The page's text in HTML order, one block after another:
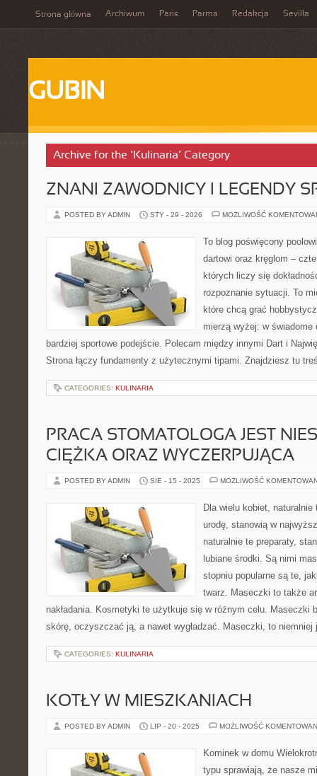
Strona główna Archiwum Paris Parma Redakcja Sevilla
GUBIN
Archive for the ‘Kulinaria’ Category
ZNANI ZAWODNICY I LEGENDY
POSTED BY ADMIN STY - 29 - 2026 MOŻLIWOŚĆ
To blog poświęcony
dartowi oraz kręglom –
których liczy się
rozpoznanie sytuacji. To
które chcą grać
mierzą wyżej: w
bardziej sportowe podejście. Polecam między innymi Dart i
Strona łączy fundamenty z użytecznymi tipami. Znajdziesz tu
CATEGORIES: KULINARIA
PRACA STOMATOLOGA JEST
CIĘŻKA ORAZ WYCZERPUJĄCA
POSTED BY ADMIN SIE - 15 - 2025 MOŻLIWOŚĆ
Dla wielu kobiet,
urodę, stanowią w
naturalnie te preparaty,
lubiane środki. Są nimi
stopniu popularne są te,
twarz. Maseczki to także
nakładania. Kosmetyki te użytkuje się w różnym celu. Maseczki
skórę, oczyszczać ją, a nawet wygładzać. Maseczki, to
CATEGORIES: KULINARIA
KOTŁY W MIESZKANIACH
POSTED BY ADMIN LIP - 20 - 2025 MOŻLIWOŚĆ
Kominek w domu
typu sprawiają, że nasze